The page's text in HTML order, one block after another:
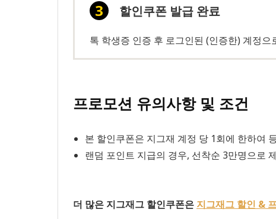
할인쿠폰 발급 완료
톡 학생증 인증 후 로그인된 (인증한) 계정
프로모션 유의사항 및 조건
본 할인쿠폰은 지그재 계정 당 1회에 한하여
랜덤 포인트 지급의 경우, 선착순 3만명으로
더 많은 지그재그 할인쿠폰은 지그재그 할인 &